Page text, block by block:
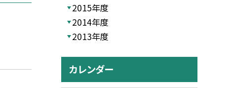
2015年度
2014年度
2013年度
カレンダー